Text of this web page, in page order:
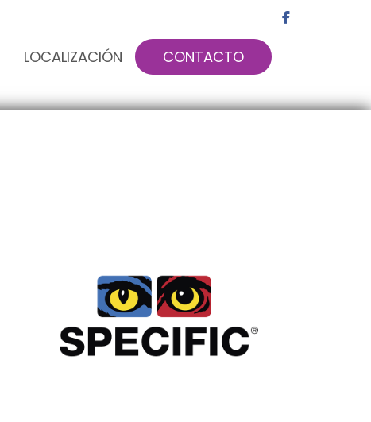
LOCALIZACIÓN CONTACTO